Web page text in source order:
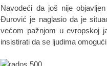
Navodeći da još nije
Đurović je naglasio da je
većom pažnjom u evropskoj
insistirati da se ljudima